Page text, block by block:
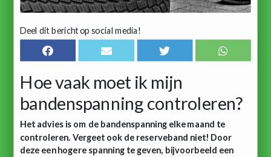
Deel dit bericht op social media!
Hoe vaak moet ik mijn
bandenspanning controleren?
Het advies is om de bandenspanning elke maand te
controleren. Vergeet ook de reserveband niet! Door
deze een hogere spanning te geven, bijvoorbeeld een